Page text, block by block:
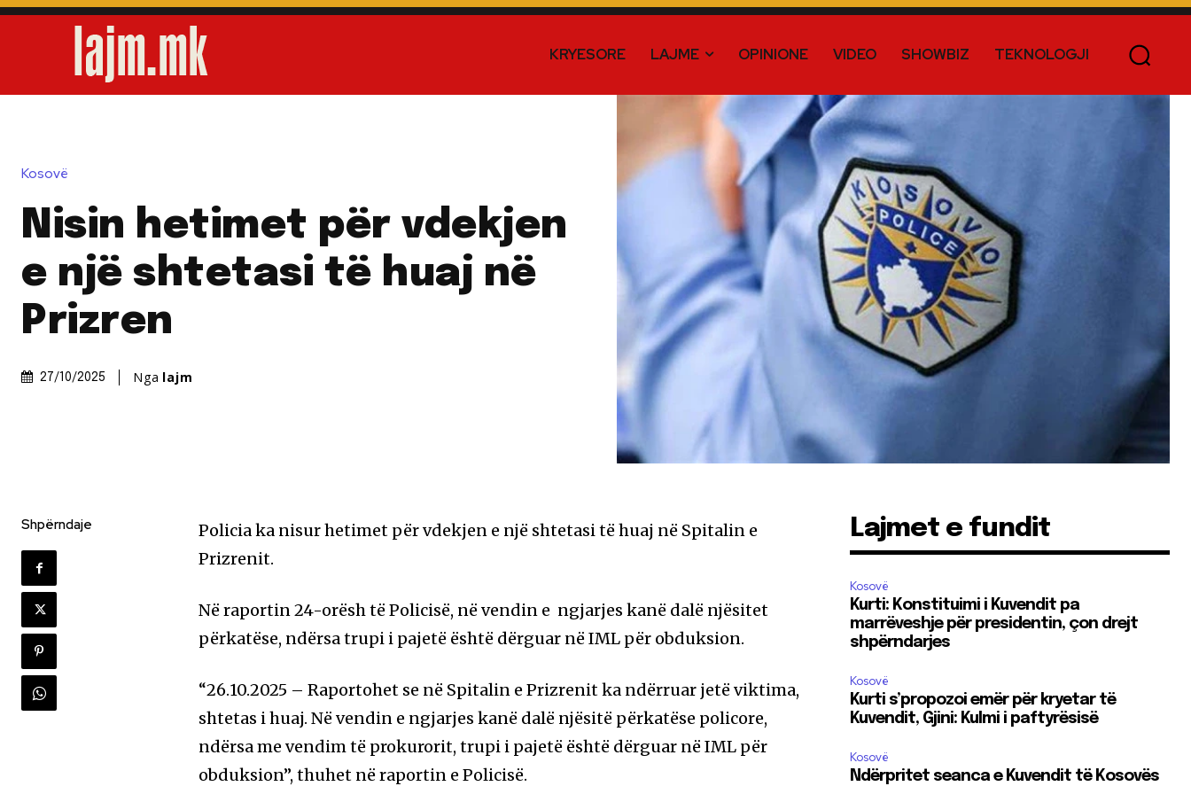
KRYESORE LAJME OPINIONE VIDEO SHOWBIZ TEKNOLOGJI
Kosovë
Nisin hetimet për vdekjen
e një shtetasi të huaj në
Prizren
27/10/2025 Nga lajm
Shpërndaje
Policia ka nisur hetimet për vdekjen e një shtetasi të huaj në Spitalin e
Prizrenit.
Në raportin 24-orësh të Policisë, në vendin e ngjarjes kanë dalë njësitet
përkatëse, ndërsa trupi i pajetë është dërguar në IML për obduksion.
“26.10.2025 – Raportohet se në Spitalin e Prizrenit ka ndërruar jetë viktima,
shtetas i huaj. Në vendin e ngjarjes kanë dalë njësitë përkatëse policore,
ndërsa me vendim të prokurorit, trupi i pajetë është dërguar në IML për
obduksion”, thuhet në raportin e Policisë.
Lajmet e fundit
Kosovë
Kurti: Konstituimi i Kuvendit pa
marrëveshje për presidentin, çon drejt
shpërndarjes
Kosovë
Kurti s’propozoi emër për kryetar të
Kuvendit, Gjini: Kulmi i paftyrësisë
Kosovë
Ndërpritet seanca e Kuvendit të Kosovës